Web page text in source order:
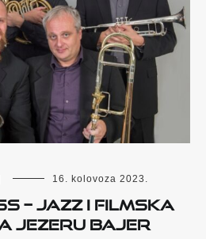
16. kolovoza 2023.
– jazz i filmska
jezeru Bajer